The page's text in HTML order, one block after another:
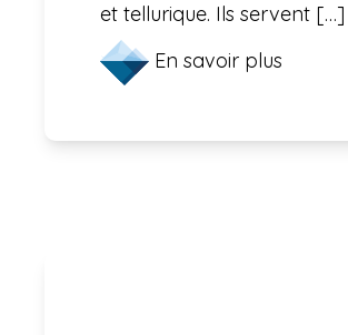
et tellurique. Ils servent […]
En savoir plus